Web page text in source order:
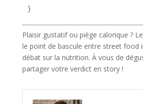
}
Plaisir gustatif ou piège calorique ? Le
le point de bascule entre street food
débat sur la nutrition. À vous de
partager votre verdict en story !